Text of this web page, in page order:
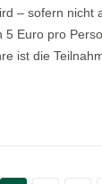
– sofern nicht
5 Euro pro
ist die